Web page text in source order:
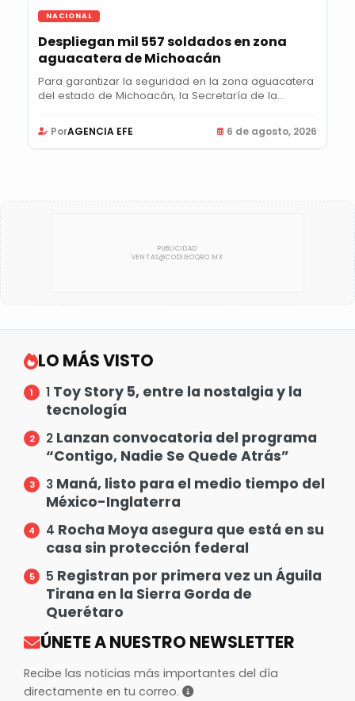
NACIONAL
Despliegan mil 557 soldados en zona
aguacatera de Michoacán
Para garantizar la seguridad en la zona aguacatera
del estado de Michoacán, la Secretaría de la...
PorAGENCIA EFE 6 de agosto, 2026
LO MÁS VISTO
1 Toy Story 5, entre la nostalgia y la
tecnología
2 Lanzan convocatoria del programa
“Contigo, Nadie Se Quede Atrás”
3 Maná, listo para el medio tiempo del
México-Inglaterra
4 Rocha Moya asegura que está en su
casa sin protección federal
5 Registran por primera vez un Águila
Tirana en la Sierra Gorda de
Querétaro
ÚNETE A NUESTRO NEWSLETTER
Recibe las noticias más importantes del día
directamente en tu correo.